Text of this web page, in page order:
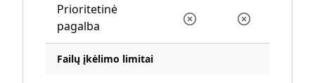
Prioritetinė
pagalba
Failų įkėlimo limitai